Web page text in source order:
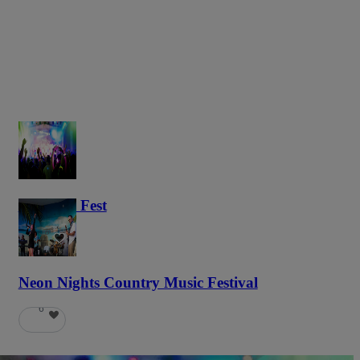
Haunted Fest
58
Neon Nights Country Music Festival
6